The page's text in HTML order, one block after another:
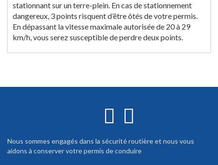
stationnant sur un terre-plein. En cas de stationnement
dangereux, 3 points risquent d’être ôtés de votre permis.
En dépassant la vitesse maximale autorisée de 20 à 29
km/h, vous serez susceptible de perdre deux points.
Nous sommes engagés dans la sécurité routière et nous vous
aidons à conserver votre permis de conduire